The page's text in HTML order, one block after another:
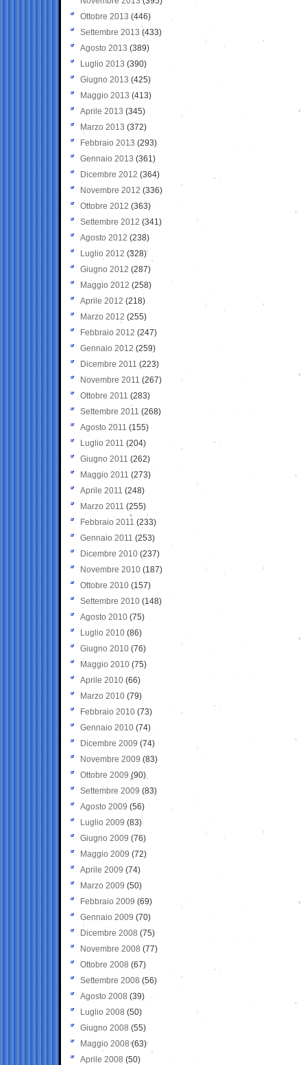
Ottobre 2013 (446)
Settembre 2013 (433)
Agosto 2013 (389)
Luglio 2013 (390)
Giugno 2013 (425)
Maggio 2013 (413)
Aprile 2013 (345)
Marzo 2013 (372)
Febbraio 2013 (293)
Gennaio 2013 (361)
Dicembre 2012 (364)
Novembre 2012 (336)
Ottobre 2012 (363)
Settembre 2012 (341)
Agosto 2012 (238)
Luglio 2012 (328)
Giugno 2012 (287)
Maggio 2012 (258)
Aprile 2012 (218)
Marzo 2012 (255)
Febbraio 2012 (247)
Gennaio 2012 (259)
Dicembre 2011 (223)
Novembre 2011 (267)
Ottobre 2011 (283)
Settembre 2011 (268)
Agosto 2011 (155)
Luglio 2011 (204)
Giugno 2011 (262)
Maggio 2011 (273)
Aprile 2011 (248)
Marzo 2011 (255)
Febbraio 2011 (233)
Gennaio 2011 (253)
Dicembre 2010 (237)
Novembre 2010 (187)
Ottobre 2010 (157)
Settembre 2010 (148)
Agosto 2010 (75)
Luglio 2010 (86)
Giugno 2010 (76)
Maggio 2010 (75)
Aprile 2010 (66)
Marzo 2010 (79)
Febbraio 2010 (73)
Gennaio 2010 (74)
Dicembre 2009 (74)
Novembre 2009 (83)
Ottobre 2009 (90)
Settembre 2009 (83)
Agosto 2009 (56)
Luglio 2009 (83)
Giugno 2009 (76)
Maggio 2009 (72)
Aprile 2009 (74)
Marzo 2009 (50)
Febbraio 2009 (69)
Gennaio 2009 (70)
Dicembre 2008 (75)
Novembre 2008 (77)
Ottobre 2008 (67)
Settembre 2008 (56)
Agosto 2008 (39)
Luglio 2008 (50)
Giugno 2008 (55)
Maggio 2008(63)
Aprile 2008 (50)